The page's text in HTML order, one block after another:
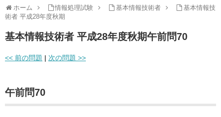
ホーム 情報処理試験 基本情報技術者
基本情報技
術者 平成28年度秋期
基本情報技術者 平成28年度秋期午前問70
<< 前の問題 | 次の問題 >>
午前問70